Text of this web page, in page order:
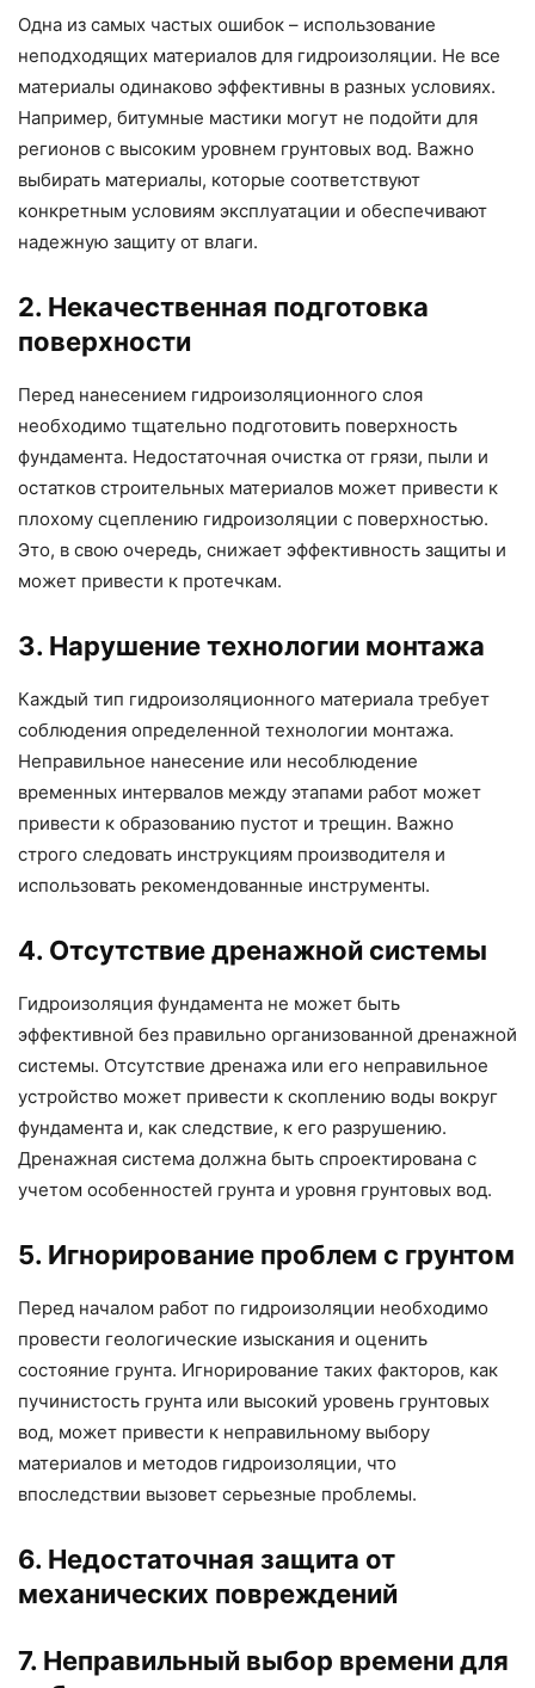
Одна из самых частых ошибок – использование
неподходящих материалов для гидроизоляции. Не все
материалы одинаково эффективны в разных условиях.
Например, битумные мастики могут не подойти для
регионов с высоким уровнем грунтовых вод. Важно
выбирать материалы, которые соответствуют
конкретным условиям эксплуатации и обеспечивают
надежную защиту от влаги.
2. Некачественная подготовка
поверхности
Перед нанесением гидроизоляционного слоя
необходимо тщательно подготовить поверхность
фундамента. Недостаточная очистка от грязи, пыли и
остатков строительных материалов может привести к
плохому сцеплению гидроизоляции с поверхностью.
Это, в свою очередь, снижает эффективность защиты и
может привести к протечкам.
3. Нарушение технологии монтажа
Каждый тип гидроизоляционного материала требует
соблюдения определенной технологии монтажа.
Неправильное нанесение или несоблюдение
временных интервалов между этапами работ может
привести к образованию пустот и трещин. Важно
строго следовать инструкциям производителя и
использовать рекомендованные инструменты.
4. Отсутствие дренажной системы
Гидроизоляция фундамента не может быть
эффективной без правильно организованной дренажной
системы. Отсутствие дренажа или его неправильное
устройство может привести к скоплению воды вокруг
фундамента и, как следствие, к его разрушению.
Дренажная система должна быть спроектирована с
учетом особенностей грунта и уровня грунтовых вод.
5. Игнорирование проблем с грунтом
Перед началом работ по гидроизоляции необходимо
провести геологические изыскания и оценить
состояние грунта. Игнорирование таких факторов, как
пучинистость грунта или высокий уровень грунтовых
вод, может привести к неправильному выбору
материалов и методов гидроизоляции, что
впоследствии вызовет серьезные проблемы.
6. Недостаточная защита от
механических повреждений
7. Неправильный выбор времени для